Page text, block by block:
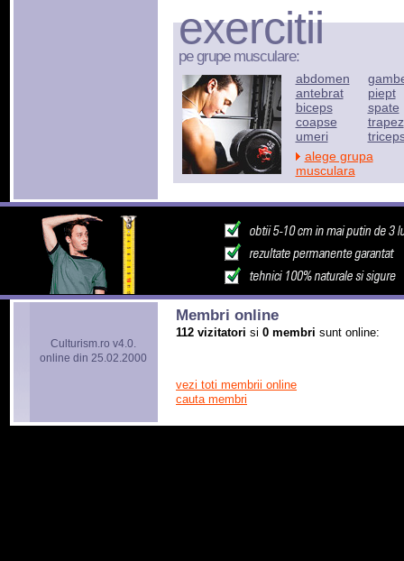
exercitii
pe grupe musculare:
abdomen
antebrat
biceps
coapse
umeri
piept
spate
trapez
alege grupa
musculara
Culturism.ro v4.0.
online din 25.02.2000
Membri online
112 vizitatori si 0 membri sunt online:
vezi toti membrii online
cauta membri